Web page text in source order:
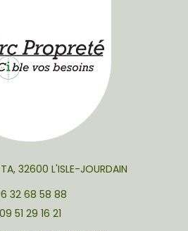
32600 L'ISLE-JOURDAIN
32 68 58 88
09 51 29 16 21